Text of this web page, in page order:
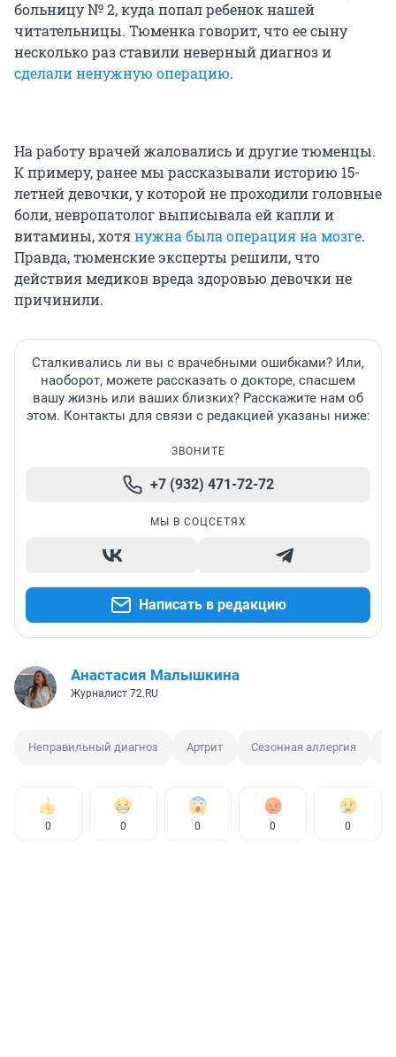
больницу № 2, куда попал ребенок нашей
читательницы. Тюменка говорит, что ее сыну
несколько раз ставили неверный диагноз и
сделали ненужную операцию.
На работу врачей жаловались и другие тюменцы.
К примеру, ранее мы рассказывали историю 15-
летней девочки, у которой не проходили головные
боли, невропатолог выписывала ей капли и
витамины, хотянужна была операция на мозге.
Правда, тюменские эксперты решили, что
действия медиков вреда здоровью девочки не
причинили.
Сталкивались ли вы с врачебными ошибками? Или,
наоборот, можете рассказать о докторе, спасшем
вашу жизнь или ваших близких? Расскажите нам об
этом. Контакты для связи с редакцией указаны ниже:
ЗВОНИТЕ
+7 (932) 471-72-72
МЫ В СОЦСЕТЯХ
Написать в редакцию
Анастасия Малышкина
Журналист 72.RU
Неправильный диагноз Артрит Сезонная аллергия
0 0 0 0 0